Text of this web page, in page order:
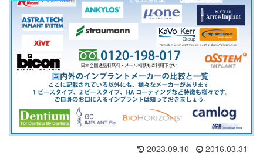
2023.09.10 2016.03.31